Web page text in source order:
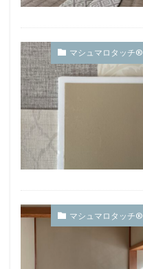
マシュマロタッチ®︎
マシュマロタッチ®︎